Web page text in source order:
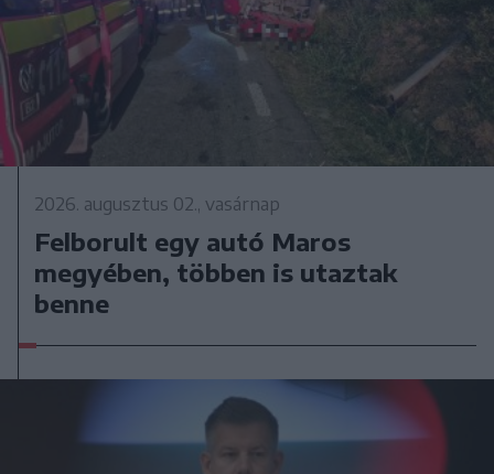
2026. augusztus 02., vasárnap
Felborult egy autó Maros
megyében, többen is utaztak
benne